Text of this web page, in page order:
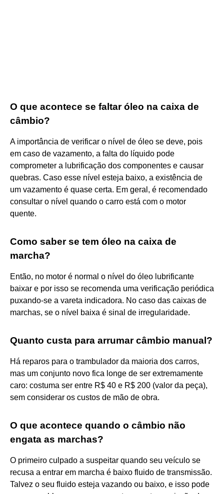
O que acontece se faltar óleo na caixa de
câmbio?
A importância de verificar o nível de óleo se deve, pois
em caso de vazamento, a falta do líquido pode
comprometer a lubrificação dos componentes e causar
quebras. Caso esse nível esteja baixo, a existência de
um vazamento é quase certa. Em geral, é recomendado
consultar o nível quando o carro está com o motor
quente.
Como saber se tem óleo na caixa de
marcha?
Então, no motor é normal o nível do óleo lubrificante
baixar e por isso se recomenda uma verificação periódica
puxando-se a vareta indicadora. No caso das caixas de
marchas, se o nível baixa é sinal de irregularidade.
Quanto custa para arrumar câmbio manual?
Há reparos para o trambulador da maioria dos carros,
mas um conjunto novo fica longe de ser extremamente
caro: costuma ser entre R$ 40 e R$ 200 (valor da peça),
sem considerar os custos de mão de obra.
O que acontece quando o câmbio não
engata as marchas?
O primeiro culpado a suspeitar quando seu veículo se
recusa a entrar em marcha é baixo fluido de transmissão.
Talvez o seu fluido esteja vazando ou baixo, e isso pode